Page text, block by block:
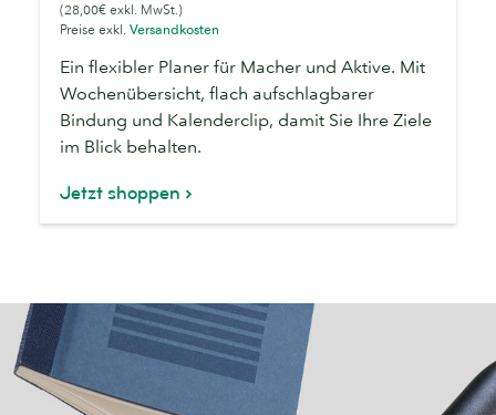
(28,00€ exkl. MwSt.)
Preise exkl. Versandkosten
Ein flexibler Planer für Macher und Aktive. Mit
Wochenübersicht, flach aufschlagbarer
Bindung und Kalenderclip, damit Sie Ihre Ziele
im Blick behalten.
Jetzt shoppen